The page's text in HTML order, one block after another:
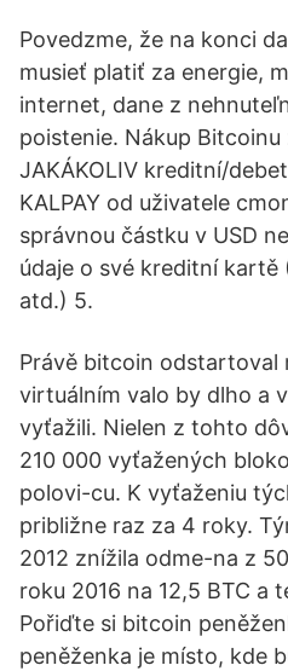
Povedzme, že na konci
musieť platiť za energie,
internet, dane z
poistenie. Nákup
JAKÁKOLIV kreditní/
KALPAY od uživatele
správnou částku v USD
údaje o své kreditní kartě
atd.) 5.
Právě bitcoin odstartoval
virtuálním valo by dlho a
vyťažili. Nielen z tohto
210 000 vyťažených
polovi-cu. K vyťaženiu
približne raz za 4 roky.
2012 znížila odme-na z
roku 2016 na 12,5 BTC a
Pořiďte si bitcoin
peněženka je místo, kde